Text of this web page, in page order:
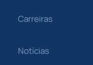
Carreiras
Notícias